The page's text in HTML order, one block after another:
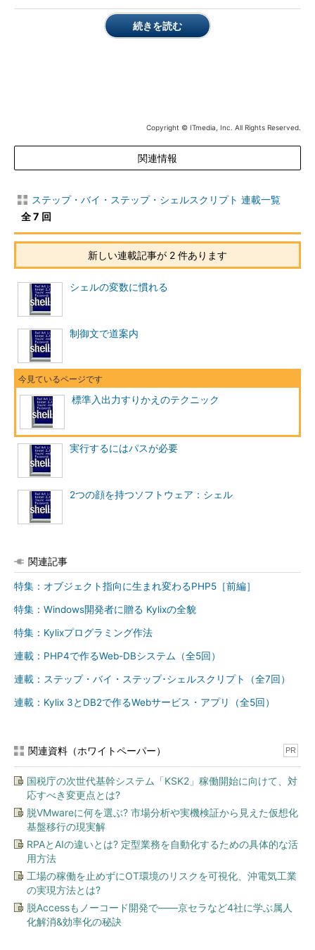
により、コマンドに違った働きを与えることができます。
引数の中でも通常マイナス（-）で始まり、コマンドに特定の
このように、Linuxのほとんどすべてのコマンドは何らかのオ
プション（--helpや--versionなど）を指定することができるよう
す。ワイルドカードは任意の複数文字にマッチする“*”と、任意
の一文字にマッチする“
文字にマッチする“[ ]”が使用でき、ファイル名とマッチされま
とやればカレントディレクトリのファイルがピリオド（.）で
始まるものを除いてすべて表示されます。ビリオドではじまるフ
ァイルはLinuxでは伝統的に隠しファイル、設定ファイルとして
使われいるので間違って消したり（rm *などして）しないように
なっています。かといってまったく見ることができないわけでは
なく、以下のようにすればピリオドで始まるファイルにもマッチ
します。
ではいろいろと例を挙げてみます。下記では、1文字に合致す
$ echo a ? b
$ echo a[34]*
[ ]はまた、[a-z]や[5-9]などの指定もできます。[a-z]はaからz
のアルファベット小文字全て、[5-9]は５から９までの数字にマ
実はそれぞれのアプリケーションがワイルドカードを展開してい
ます。一方、Linux（UNIX）では、シェルがワイルドカードを展
開したうえでアプリケーションに渡しています。これは使う人に
とってはどうということのない違いですが、アプリケーションを
作る側としては、「MS-DOSのプログラム＝ワイルドカードの展
開を自前でやる」「Linuxのプログラム＝ワイルドカードは一切
気にしないでよい」という違いがあります（注：MS-DOSのCコ
ンパイラなどにはワイルドカード展開ルーチンが標準で付属して
いて、プログラマーが意識する必要はないようになっていま
す）。
標準出力と、そのすり替え
続きを読む
Copyright © ITmedia, Inc. All Rights Reserved.
関連情報
ステップ・バイ・ステップ・シェルスクリプト 連載一覧
全 7 回
新しい連載記事が 2 件あります
シェルの変数に慣れる
制御文で道案内
標準入出力すりかえのテクニック
実行するにはパスが必要
2つの顔を持つソフトウェア：シェル
関連記事
特集：オブジェクト指向に生まれ変わるPHP5［前編］
特集：Windows開発者に贈る Kylixの全貌
特集：Kylixプログラミング作法
連載：PHP4で作るWeb-DBシステム（全5回）
連載：ステップ・バイ・ステップ･シェルスクリプト（全7回）
連載：Kylix 3とDB2で作るWebサービス・アプリ（全5回）
関連資料（ホワイトペーパー） PR
国税庁の次世代基幹システム「KSK2」稼働開始に向けて、対
応すべき変更点とは?
脱VMwareに何を選ぶ? 市場分析や実機検証から見えた仮想化
基盤移行の現実解
RPAとAIの違いとは? 定型業務を自動化するための具体的な活
用方法
工場の稼働を止めずにOT環境のリスクを可視化、沖電気工業
の実現方法とは?
脱Accessもノーコード開発で――京セラなど4社に学ぶ属人
化解消&効率化の秘訣